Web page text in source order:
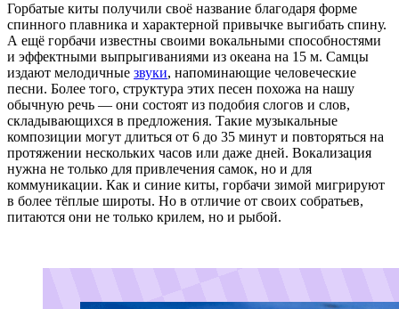
Горбатые киты получили своё название благодаря форме
спинного плавника и характерной привычке выгибать спину.
А ещё горбачи известны своими вокальными способностями
и эффектными выпрыгиваниями из океана на 15 м. Самцы
издают мелодичные звуки, напоминающие человеческие
песни. Более того, структура этих песен похожа на нашу
обычную речь — они состоят из подобия слогов и слов,
складывающихся в предложения. Такие музыкальные
композиции могут длиться от 6 до 35 минут и повторяться на
протяжении нескольких часов или даже дней. Вокализация
нужна не только для привлечения самок, но и для
коммуникации. Как и синие киты, горбачи зимой мигрируют
в более тёплые широты. Но в отличие от своих собратьев,
питаются они не только крилем, но и рыбой.